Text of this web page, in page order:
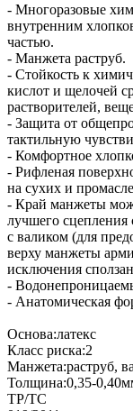
- Многоразовые
внутренним
частью.
- Манжета раструб.
- Стойкость к
кислот и щелочей
растворителей,
- Защита от
тактильную
- Комфортное
- Рифленая
на сухих и
- Край манжеты
лучшего
с валиком (для
верху манжеты
исключения
-
- Анатомическая
Основа:латекс
Класс риска:2
Манжета:раструб,
Толщина:0,35-
ТР/ТС